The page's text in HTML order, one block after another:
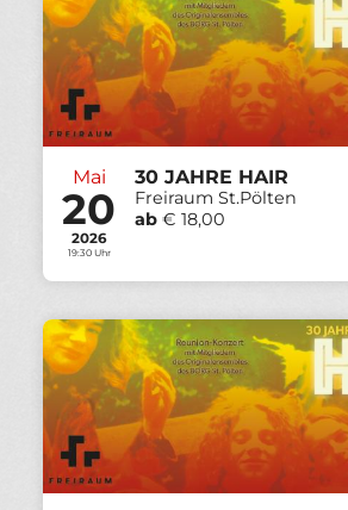
Mai
20
2026
19:30 Uhr
30 JAHRE HAIR
Freiraum St.Pölten
ab € 18,00